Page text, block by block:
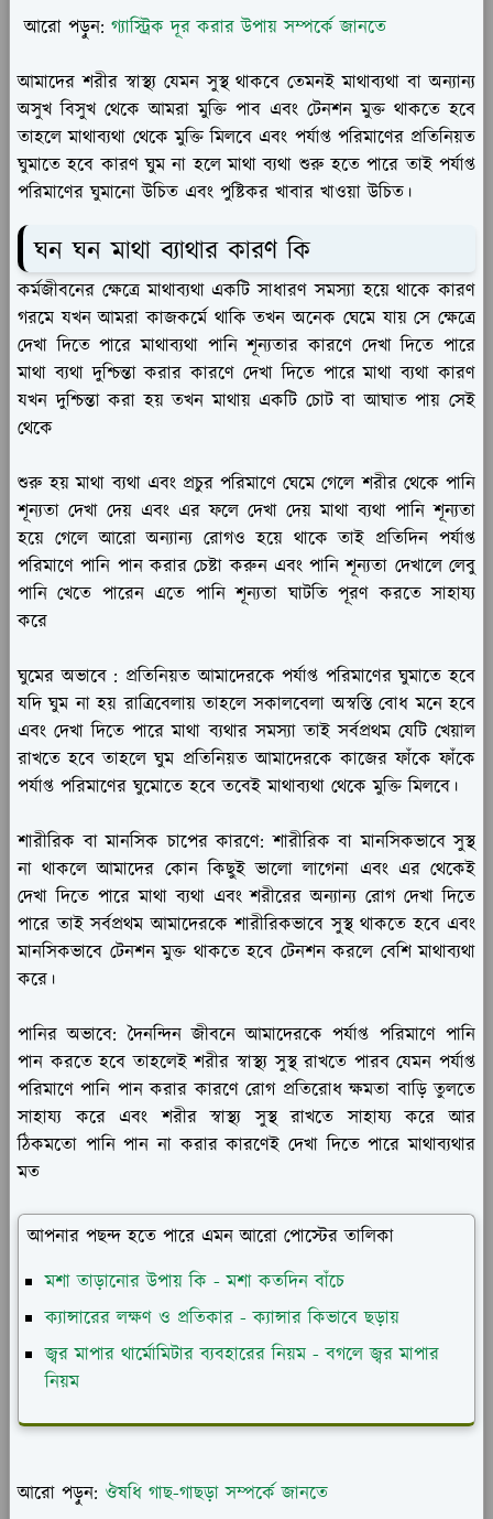
আরো পড়ুন: গ্যাস্ট্রিক দূর করার উপায় সম্পর্কে জানতে
আমাদের শরীর স্বাস্থ্য যেমন সুস্থ থাকবে তেমনই মাথাব্যথা বা অন্যান্য
অসুখ বিসুখ থেকে আমরা মুক্তি পাব এবং টেনশন মুক্ত থাকতে হবে
তাহলে মাথাব্যথা থেকে মুক্তি মিলবে এবং পর্যাপ্ত পরিমাণের প্রতিনিয়ত
ঘুমাতে হবে কারণ ঘুম না হলে মাথা ব্যথা শুরু হতে পারে তাই পর্যাপ্ত
পরিমাণের ঘুমানো উচিত এবং পুষ্টিকর খাবার খাওয়া উচিত।
ঘন ঘন মাথা ব্যাথার কারণ কি
কর্মজীবনের ক্ষেত্রে মাথাব্যথা একটি সাধারণ সমস্যা হয়ে থাকে কারণ
গরমে যখন আমরা কাজকর্মে থাকি তখন অনেক ঘেমে যায় সে ক্ষেত্রে
দেখা দিতে পারে মাথাব্যথা পানি শূন্যতার কারণে দেখা দিতে পারে
মাথা ব্যথা দুশ্চিন্তা করার কারণে দেখা দিতে পারে মাথা ব্যথা কারণ
যখন দুশ্চিন্তা করা হয় তখন মাথায় একটি চোট বা আঘাত পায় সেই
থেকে
শুরু হয় মাথা ব্যথা এবং প্রচুর পরিমাণে ঘেমে গেলে শরীর থেকে পানি
শূন্যতা দেখা দেয় এবং এর ফলে দেখা দেয় মাথা ব্যথা পানি শূন্যতা
হয়ে গেলে আরো অন্যান্য রোগও হয়ে থাকে তাই প্রতিদিন পর্যাপ্ত
পরিমাণে পানি পান করার চেষ্টা করুন এবং পানি শূন্যতা দেখালে লেবু
পানি খেতে পারেন এতে পানি শূন্যতা ঘাটতি পূরণ করতে সাহায্য
করে
ঘুমের অভাবে : প্রতিনিয়ত আমাদেরকে পর্যাপ্ত পরিমাণের ঘুমাতে হবে
যদি ঘুম না হয় রাত্রিবেলায় তাহলে সকালবেলা অস্বস্তি বোধ মনে হবে
এবং দেখা দিতে পারে মাথা ব্যথার সমস্যা তাই সর্বপ্রথম যেটি খেয়াল
রাখতে হবে তাহলে ঘুম প্রতিনিয়ত আমাদেরকে কাজের ফাঁকে ফাঁকে
পর্যাপ্ত পরিমাণের ঘুমোতে হবে তবেই মাথাব্যথা থেকে মুক্তি মিলবে।
শারীরিক বা মানসিক চাপের কারণে: শারীরিক বা মানসিকভাবে সুস্থ
না থাকলে আমাদের কোন কিছুই ভালো লাগেনা এবং এর থেকেই
দেখা দিতে পারে মাথা ব্যথা এবং শরীরের অন্যান্য রোগ দেখা দিতে
পারে তাই সর্বপ্রথম আমাদেরকে শারীরিকভাবে সুস্থ থাকতে হবে এবং
মানসিকভাবে টেনশন মুক্ত থাকতে হবে টেনশন করলে বেশি মাথাব্যথা
করে।
পানির অভাবে: দৈনন্দিন জীবনে আমাদেরকে পর্যাপ্ত পরিমাণে পানি
পান করতে হবে তাহলেই শরীর স্বাস্থ্য সুস্থ রাখতে পারব যেমন পর্যাপ্ত
পরিমাণে পানি পান করার কারণে রোগ প্রতিরোধ ক্ষমতা বাড়ি তুলতে
সাহায্য করে এবং শরীর স্বাস্থ্য সুস্থ রাখতে সাহায্য করে আর
ঠিকমতো পানি পান না করার কারণেই দেখা দিতে পারে মাথাব্যথার
মত
আপনার পছন্দ হতে পারে এমন আরো পোস্টের তালিকা
মশা তাড়ানোর উপায় কি - মশা কতদিন বাঁচে
ক্যান্সারের লক্ষণ ও প্রতিকার - ক্যান্সার কিভাবে ছড়ায়
জ্বর মাপার থার্মোমিটার ব্যবহারের নিয়ম - বগলে জ্বর মাপার
নিয়ম
আরো পড়ুন: ঔষধি গাছ-গাছড়া সম্পর্কে জানতে